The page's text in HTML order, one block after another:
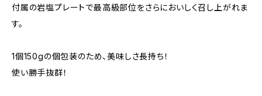
付属の岩塩プレートで最高級部位をさらにおいしく召し上がれま
す。
1個150gの個包装のため、美味しさ長持ち！
使い勝手抜群！